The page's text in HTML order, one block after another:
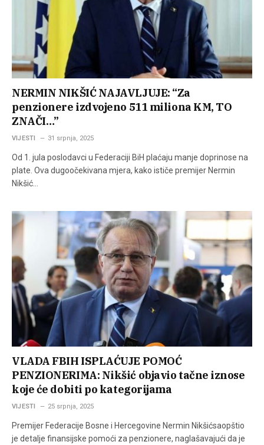
NERMIN NIKŠIĆ NAJAVLJUJE: “Za
penzionere izdvojeno 511 miliona KM, TO
ZNAČI…”
VIJESTI 31 srpnja, 2025
Od 1. jula poslodavci u Federaciji BiH plaćaju manje doprinose na
plate. Ova dugoočekivana mjera, kako ističe premijer Nermin
Nikšić…
VLADA FBIH ISPLAĆUJE POMOĆ
PENZIONERIMA: Nikšić objavio tačne iznose
koje će dobiti po kategorijama
VIJESTI 25 srpnja, 2025
Premijer Federacije Bosne i Hercegovine Nermin Nikšićsaopštio
je detalje finansijske pomoći za penzionere, naglašavajući da je